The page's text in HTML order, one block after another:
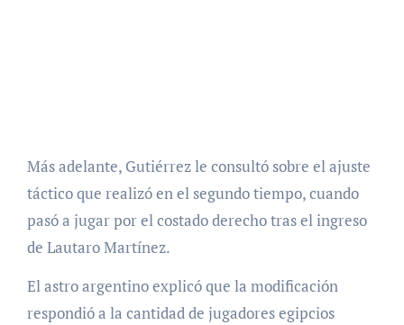
Más adelante, Gutiérrez le consultó sobre el ajuste
táctico que realizó en el segundo tiempo, cuando
pasó a jugar por el costado derecho tras el ingreso
de Lautaro Martínez.
El astro argentino explicó que la modificación
respondió a la cantidad de jugadores egipcios